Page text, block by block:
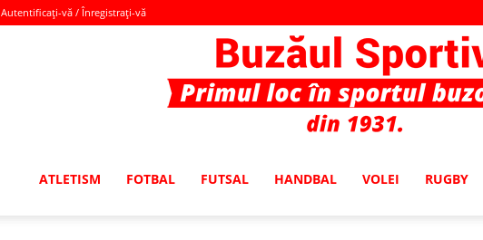
Autentificați-vă / Înregistrați-vă
ATLETISM FOTBAL FUTSAL HANDBAL VOLEI RUGBY